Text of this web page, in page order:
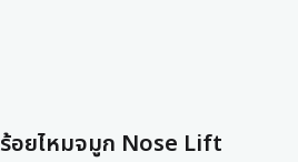
ร้อยไหมจมูก Nose Lift